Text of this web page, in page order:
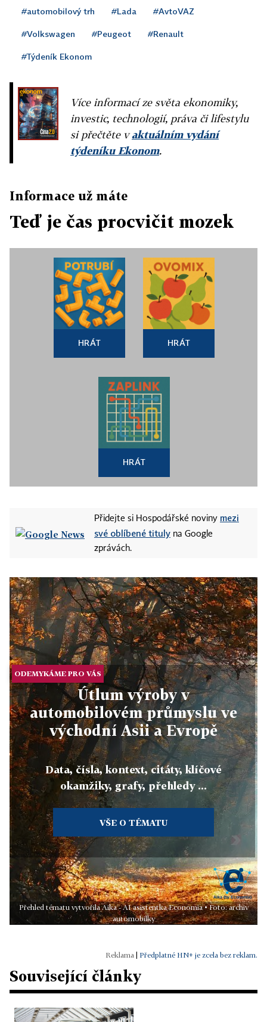
#automobilový trh #Lada #AvtoVAZ
#Volkswagen #Peugeot #Renault
#Týdeník Ekonom
Více informací ze světa ekonomiky,
investic, technologií, práva či lifestylu
si přečtěte vaktuálním vydání
týdeníku Ekonom.
Informace už máte
Teď je čas procvičit mozek
HRÁT HRÁT
HRÁT
Přidejte si Hospodářské noviny mezi
své oblíbené tituly na Google
zprávách.
ODEMYKÁME PRO VÁS
Útlum výroby v
automobilovém průmyslu ve
východní Asii a Evropě
Data, čísla, kontext, citáty, klíčové
okamžiky, grafy, přehledy ...
VŠE O TÉMATU
Přehled tématu vytvořila Aika - AI asistentka Economia • Foto: archiv
automobilky
Předplatné HN+ je zcela bez reklam.
Související články